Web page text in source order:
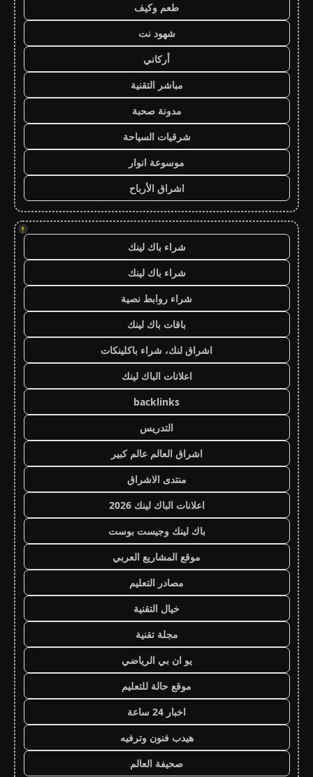
طعم وكيف
شهود نت
أركاني
مباشر التقنية
مدونة صحبة
شرقيات السياحة
موسوعة انوار
اشراق الأرباح
!
شراء باك لينك
شراء باك لينك
شراء روابط نصية
باقات باك لينك
اشراق لنك، شراء باكلينكات
اعلانات الباك لينك
backlinks
التدريس
اشراق العالم عالم كبير
منتدى الاشراق
اعلانات الباك لينك 2026
باك لينك وجيست بوست
موقع المشاريع العربي
مصادر التعليم
خيال التقنية
مجلة تقنية
يو ان بي الرياضي
موقع حالة للتعليم
اخبار 24 ساعة
هيدب فنون وترفيه
صحيفة العالم